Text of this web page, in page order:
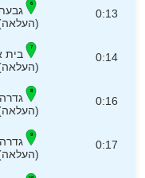
0:13
0:14
0:16
0:17